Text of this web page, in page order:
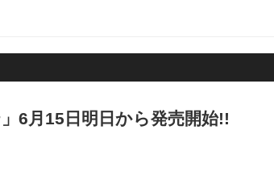
6月15日明日から発売開始!!